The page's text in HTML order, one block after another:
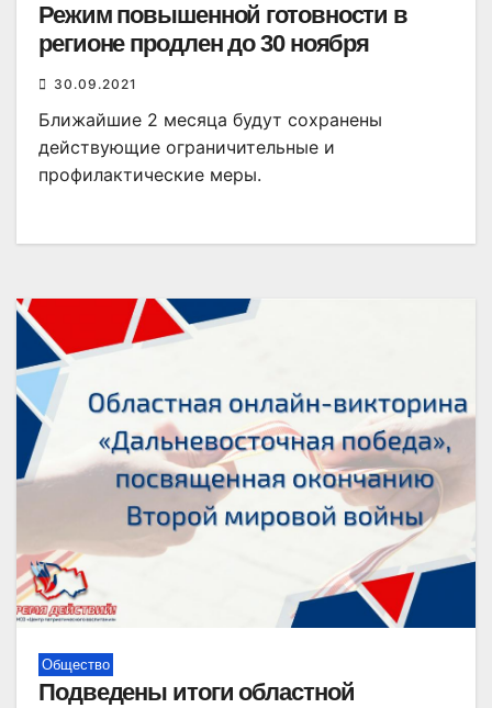
Режим повышенной готовности в
регионе продлен до 30 ноября
30.09.2021
Ближайшие 2 месяца будут сохранены
действующие ограничительные и
профилактические меры.
Общество
Подведены итоги областной